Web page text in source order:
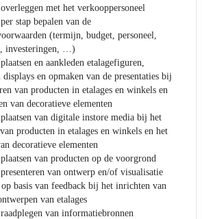
met het verkooppersoneel
stap bepalen van de
(termijn, budget, personeel,
investeringen, …)
en aankleden etalagefiguren,
displays en opmaken van de presentaties bij
van producten in etalages en winkels en
van decoratieve elementen
van digitale instore media bij het
producten in etalages en winkels en het
decoratieve elementen
van producten op de voorgrond
van ontwerp en/of visualisatie
basis van feedback bij het inrichten van
van etalages
van informatiebronnen